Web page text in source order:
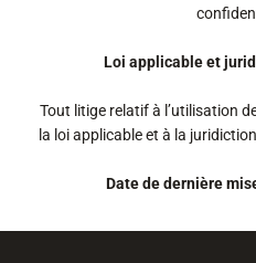
Loi applicable et
Tout litige relatif à l’utilisation
la loi applicable et à la
Date de dernière